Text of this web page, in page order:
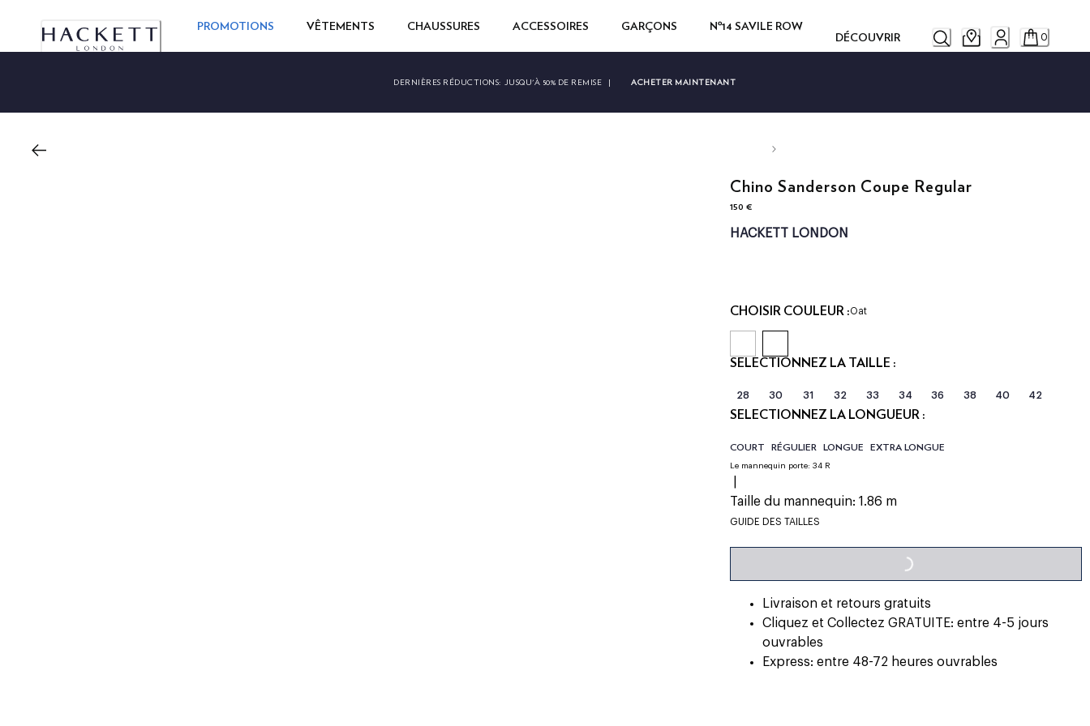
PROMOTIONS VÊTEMENTS CHAUSSURES ACCESSOIRES GARÇONS
Nº14 SAVILE ROW
DÉCOUVRIR
0
DERNIÈRES RÉDUCTIONS: JUSQU'À 50% DE REMISE | ACHETER MAINTENANT
Chino Sanderson Coupe Regular
150 €
current price 150 €
HACKETT LONDON
CHOISIR COULEUR :Oat
SÉLECTIONNEZ LA TAILLE :
28 30 31 32 33 34 36 38 40 42
SÉLECTIONNEZ LA LONGUEUR :
COURT RÉGULIER LONGUE EXTRA LONGUE
Le mannequin porte:34 R
Taille du mannequin:1.86 m
GUIDE DES TAILLES LOADING...
Livraison et retours gratuits
Cliquez et Collectez GRATUITE: entre 4-5 jours
ouvrables
Express: entre 48-72 heures ouvrables